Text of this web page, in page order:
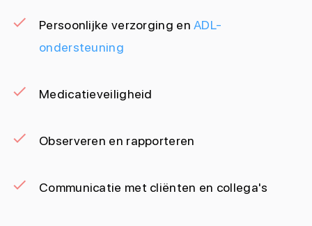
Persoonlijke verzorging enADL-
ondersteuning
Medicatieveiligheid
Observeren en rapporteren
Communicatie met cliënten en collega's